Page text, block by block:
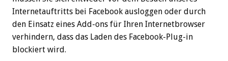
Internetauftritts bei Facebook ausloggen oder durch
den Einsatz eines Add-ons für Ihren Internetbrowser
verhindern, dass das Laden des Facebook-Plug-in
blockiert wird.